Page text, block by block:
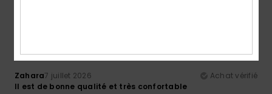
Zahara7 juillet 2026
Achat vérifié
Il est de bonne qualité et très confortable